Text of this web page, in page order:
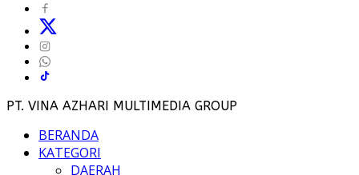
PT. VINA AZHARI MULTIMEDIA GROUP
BERANDA
KATEGORI
DAERAH